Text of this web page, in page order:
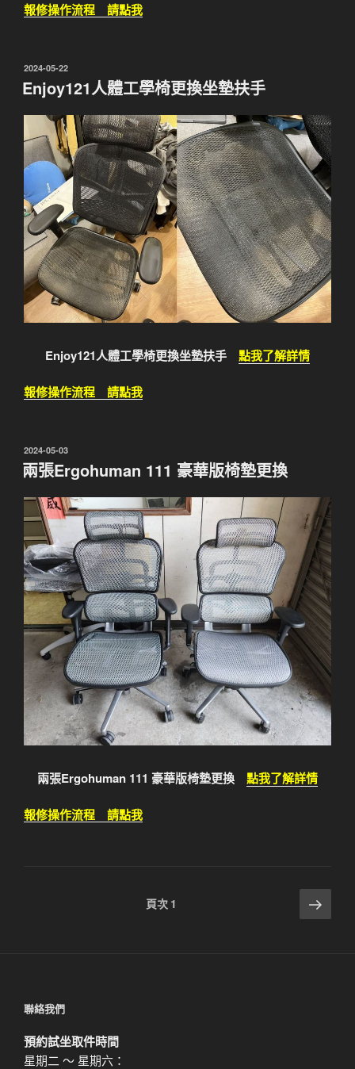
報修操作流程 請點我
發
佈
於
2024-05-22
Enjoy121人體工學椅更換坐墊扶手
Enjoy121人體工學椅更換坐墊扶手 點我了解詳情
報修操作流程 請點我
發
佈
於
2024-05-03
兩張Ergohuman 111 豪華版椅墊更換
兩張Ergohuman 111 豪華版椅墊更換 點我了解詳情
報修操作流程 請點我
頁次 1 下
一
聯絡我們
預約試坐取件時間
星期二 ～ 星期六：